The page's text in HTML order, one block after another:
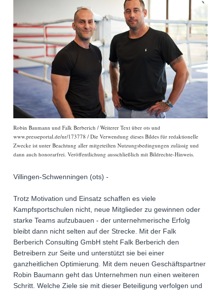
Robin Baumann und Falk Berberich / Weiterer Text über ots und
www.presseportal.de/nr/173778 / Die Verwendung dieses Bildes für redaktionelle
Zwecke ist unter Beachtung aller mitgeteilten Nutzungsbedingungen zulässig und
dann auch honorarfrei. Veröffentlichung ausschließlich mit Bildrechte-Hinweis.
Villingen-Schwenningen (ots) -
Trotz Motivation und Einsatz schaffen es viele
Kampfsportschulen nicht, neue Mitglieder zu gewinnen oder
starke Teams aufzubauen - der unternehmerische Erfolg
bleibt dann nicht selten auf der Strecke. Mit der Falk
Berberich Consulting GmbH steht Falk Berberich den
Betreibern zur Seite und unterstützt sie bei einer
ganzheitlichen Optimierung. Mit dem neuen Geschäftspartner
Robin Baumann geht das Unternehmen nun einen weiteren
Schritt. Welche Ziele sie mit dieser Beteiligung verfolgen und